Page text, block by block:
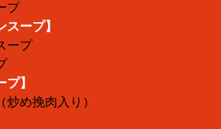
プ
スープ】
ープ
プ】
め挽肉入り）